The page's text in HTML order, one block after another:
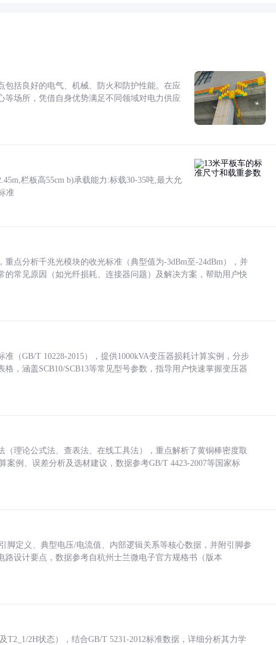
括良好的电气、机械、防火和防护性能。在应
场所，凭借自身优势满足不同领域对电力供应
栏板高55cm b)承载能力:标载30-35吨,最大允
准
点分析千兆光模块的收光标准（典型值为-3dBm至-24dBm），并
常见原因（如光纤损耗、连接器问题）及解决方案，帮助用户快
（GB/T 10228-2015），提供1000kVA变压器损耗计算实例，分步
，涵盖SCB10/SCB13等常见型号参数，指导用户快速掌握变压器
理论公式法、查表法、在线工具法），重点解析了黄铜棒密度取
案例、误差分析及选材建议，数据参考GB/T 4423-2007等国家标
脚定义、典型电压/电流值、内部逻辑关系等核心数据，并附引脚参
设计要点，数据参考自杭州士兰微电子官方规格书（版本
2H状态），结合GB/T 5231-2012标准数据，详细分析其力学